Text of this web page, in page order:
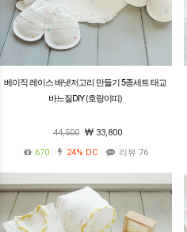
베이직 레이스 배냇저고리 만들기 5종세트 태교
바느질DIY (호랑이띠)
44,500
33,800
670
24% DC 리뷰 76